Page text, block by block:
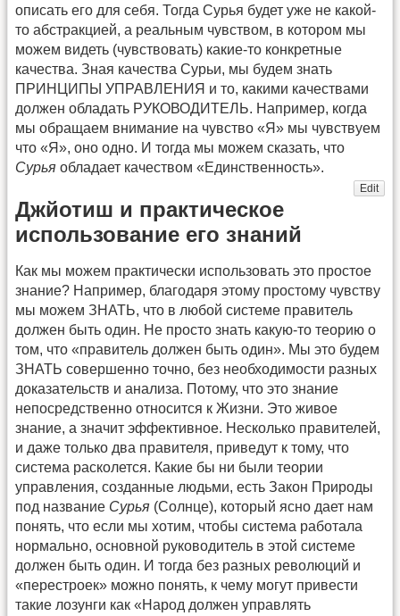
описать его для себя. Тогда Сурья будет уже не какой-
то абстракцией, а реальным чувством, в котором мы
можем видеть (чувствовать) какие-то конкретные
качества. Зная качества Сурьи, мы будем знать
ПРИНЦИПЫ УПРАВЛЕНИЯ и то, какими качествами
должен обладать РУКОВОДИТЕЛЬ. Например, когда
мы обращаем внимание на чувство «Я» мы чувствуем
что «Я», оно одно. И тогда мы можем сказать, что
Сурья обладает качеством «Единственность».
Edit
Джйотиш и практическое
использование его знаний
Как мы можем практически использовать это простое
знание? Например, благодаря этому простому чувству
мы можем ЗНАТЬ, что в любой системе правитель
должен быть один. Не просто знать какую-то теорию о
том, что «правитель должен быть один». Мы это будем
ЗНАТЬ совершенно точно, без необходимости разных
доказательств и анализа. Потому, что это знание
непосредственно относится к Жизни. Это живое
знание, а значит эффективное. Несколько правителей,
и даже только два правителя, приведут к тому, что
система расколется. Какие бы ни были теории
управления, созданные людьми, есть Закон Природы
под название Сурья (Солнце), который ясно дает нам
понять, что если мы хотим, чтобы система работала
нормально, основной руководитель в этой системе
должен быть один. И тогда без разных революций и
«перестроек» можно понять, к чему могут привести
такие лозунги как «Народ должен управлять